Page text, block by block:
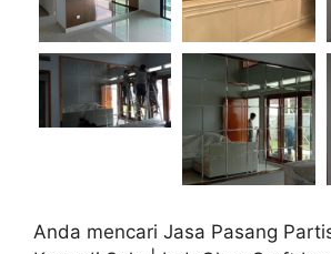
Anda mencari Jasa Pasang